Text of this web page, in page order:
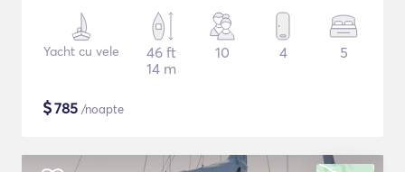
Yacht cu vele
46 ft
14 m
10 4 5
$785 /noapte